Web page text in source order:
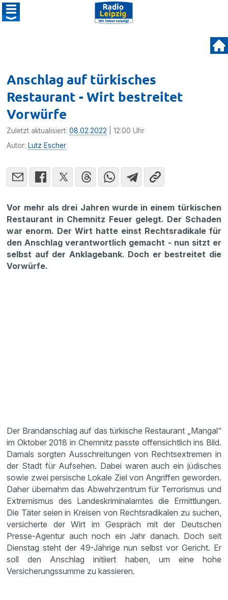
Anschlag auf türkisches
Restaurant - Wirt bestreitet
Vorwürfe
Zuletzt aktualisiert:08.02.2022 | 12:00 Uhr
Autor: Lutz Escher
Vor mehr als drei Jahren wurde in einem türkischen
Restaurant in Chemnitz Feuer gelegt. Der Schaden
war enorm. Der Wirt hatte einst Rechtsradikale für
den Anschlag verantwortlich gemacht - nun sitzt er
selbst auf der Anklagebank. Doch er bestreitet die
Vorwürfe.
Der Brandanschlag auf das türkische Restaurant „Mangal“
im Oktober 2018 in Chemnitz passte offensichtlich ins Bild.
Damals sorgten Ausschreitungen von Rechtsextremen in
der Stadt für Aufsehen. Dabei waren auch ein jüdisches
sowie zwei persische Lokale Ziel von Angriffen geworden.
Daher übernahm das Abwehrzentrum für Terrorismus und
Extremismus des Landeskriminalamtes die Ermittlungen.
Die Täter seien in Kreisen von Rechtsradikalen zu suchen,
versicherte der Wirt im Gespräch mit der Deutschen
Presse-Agentur auch noch ein Jahr danach. Doch seit
Dienstag steht der 49-Jährige nun selbst vor Gericht. Er
soll den Anschlag initiiert haben, um eine hohe
Versicherungssumme zu kassieren.